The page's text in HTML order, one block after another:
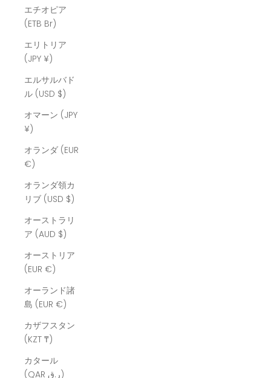
エチオピア
(ETB Br)
エリトリア
(JPY ¥)
エルサルバド
ル (USD $)
オマーン (JPY
¥)
オランダ (EUR
€)
オランダ領カ
リブ (USD $)
オーストラリ
ア (AUD $)
オーストリア
(EUR €)
オーランド諸
島 (EUR €)
カザフスタン
(KZT ₸)
カタール
(QAR ر.ق)